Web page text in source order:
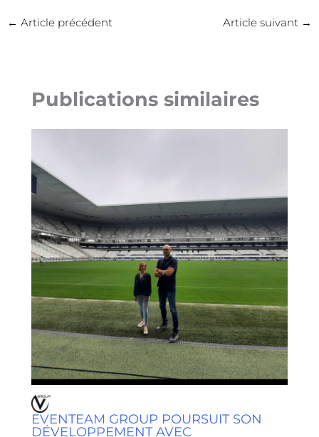
← Article précédent Article suivant →
Publications similaires
EVENTEAM GROUP POURSUIT SON
DÉVELOPPEMENT AVEC